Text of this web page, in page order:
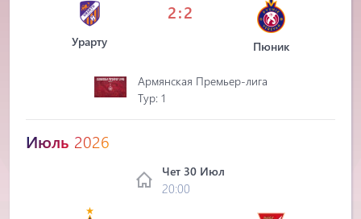
Урарту
2:2
Пюник
Армянская Премьер-лига
Tур: 1
Июль 2026
Чет 30 Июл
20:00